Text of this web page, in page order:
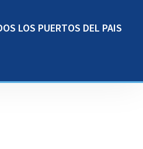
LOS PUERTOS DEL PAIS